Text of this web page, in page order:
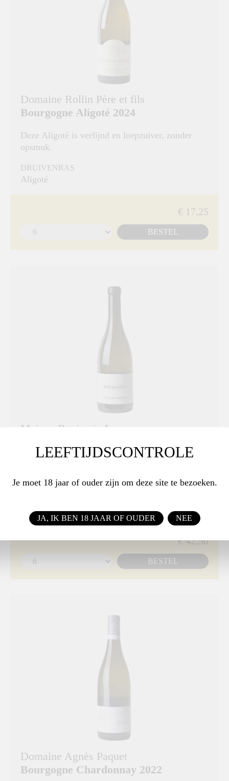
Domaine Rollin Père et fils
Bourgogne Aligoté 2024
Deze Aligoté is verfijnd en loepzuiver, zonder
opsmuk.
DRUIVENRAS
Aligoté
€ 17,25
BESTEL
Maison Benjamin Leroux
Chardonnay
€ 42,50
BESTEL
Domaine Agnès Paquet
Bourgogne Chardonnay 2022
LEEFTIJDSCONTROLE
Je moet 18 jaar of ouder zijn om deze site te bezoeken.
JA, IK BEN 18 JAAR OF OUDER NEE